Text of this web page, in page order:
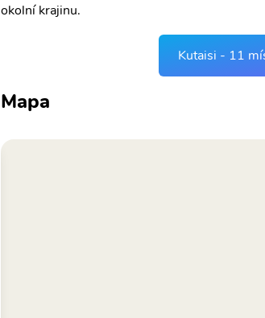
okolní krajinu.
Kutaisi - 11
Mapa